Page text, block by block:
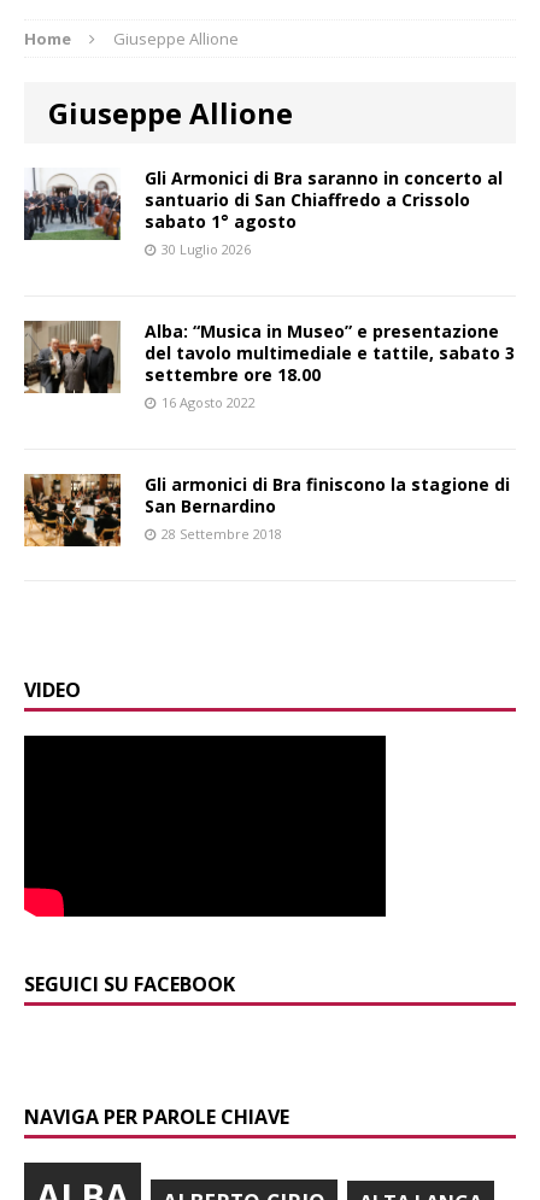
Home Giuseppe Allione
Giuseppe Allione
Gli Armonici di Bra saranno in concerto al
santuario di San Chiaffredo a Crissolo
sabato 1° agosto
30 Luglio 2026
Alba: “Musica in Museo” e presentazione
del tavolo multimediale e tattile, sabato 3
settembre ore 18.00
16 Agosto 2022
Gli armonici di Bra finiscono la stagione di
San Bernardino
28 Settembre 2018
VIDEO
SEGUICI SU FACEBOOK
NAVIGA PER PAROLE CHIAVE